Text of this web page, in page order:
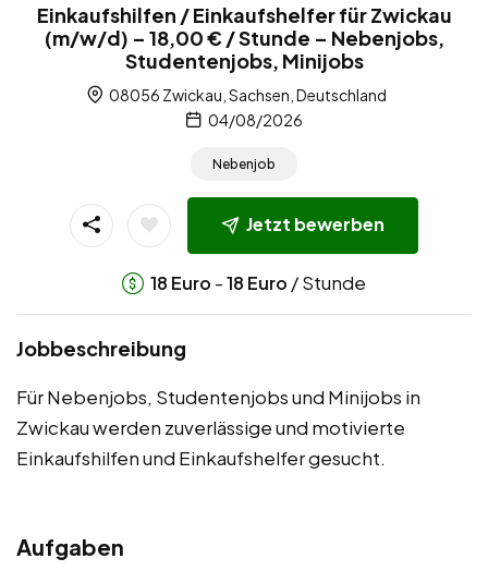
Einkaufshilfen / Einkaufshelfer für Zwickau
(m/w/d) – 18,00 € / Stunde – Nebenjobs,
Studentenjobs, Minijobs
08056 Zwickau, Sachsen, Deutschland
04/08/2026
Nebenjob
Jetzt bewerben
18 Euro -18 Euro / Stunde
Jobbeschreibung
Für Nebenjobs, Studentenjobs und Minijobs in
Zwickau werden zuverlässige und motivierte
Einkaufshilfen und Einkaufshelfer gesucht.
Aufgaben